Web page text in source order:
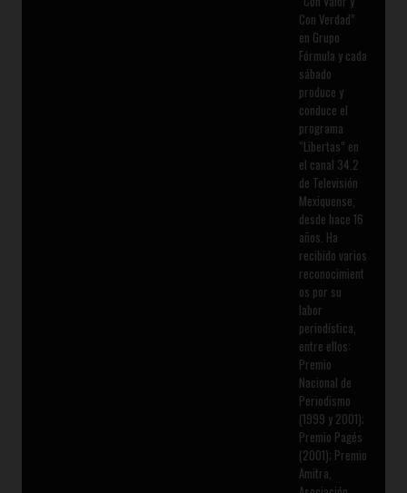
Con Verdad”
en Grupo
Fórmula y cada
sábado
produce y
conduce el
programa
“Libertas” en
el canal 34.2
de Televisión
Mexiquense,
desde hace 16
años. Ha
recibido varios
reconocimient
os por su
labor
periodística,
entre ellos:
Premio
Nacional de
Periodismo
(1999 y 2001);
Premio Pagés
(2001); Premio
Amitra,